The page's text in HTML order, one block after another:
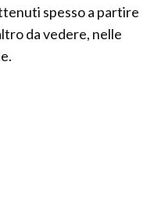
spesso a partire
da vedere, nelle